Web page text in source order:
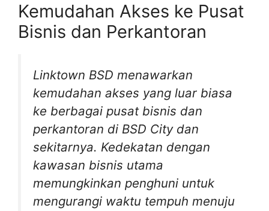
Kemudahan Akses ke Pusat
Bisnis dan Perkantoran
Linktown BSD menawarkan
kemudahan akses yang luar biasa
ke berbagai pusat bisnis dan
perkantoran di BSD City dan
sekitarnya. Kedekatan dengan
kawasan bisnis utama
memungkinkan penghuni untuk
mengurangi waktu tempuh menuju